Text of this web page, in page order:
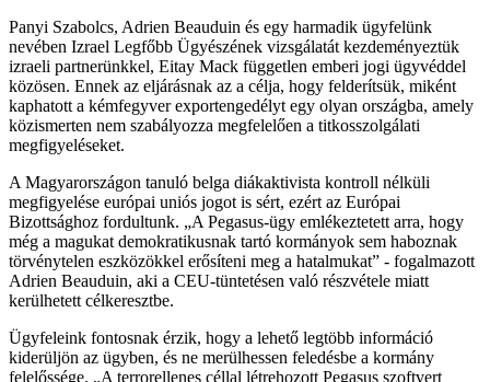
Panyi Szabolcs, Adrien Beauduin és egy harmadik ügyfelünk
nevében Izrael Legfőbb Ügyészének vizsgálatát kezdeményeztük
izraeli partnerünkkel, Eitay Mack független emberi jogi ügyvéddel
közösen. Ennek az eljárásnak az a célja, hogy felderítsük, miként
kaphatott a kémfegyver exportengedélyt egy olyan országba, amely
közismerten nem szabályozza megfelelően a titkosszolgálati
megfigyeléseket.
A Magyarországon tanuló belga diákaktivista kontroll nélküli
megfigyelése európai uniós jogot is sért, ezért az Európai
Bizottsághoz fordultunk. „A Pegasus-ügy emlékeztetett arra, hogy
még a magukat demokratikusnak tartó kormányok sem haboznak
törvénytelen eszközökkel erősíteni meg a hatalmukat” - fogalmazott
Adrien Beauduin, aki a CEU-tüntetésen való részvétele miatt
kerülhetett célkeresztbe.
Ügyfeleink fontosnak érzik, hogy a lehető legtöbb információ
kiderüljön az ügyben, és ne merülhessen feledésbe a kormány
felelőssége. „A terrorellenes céllal létrehozott Pegasus szoftvert